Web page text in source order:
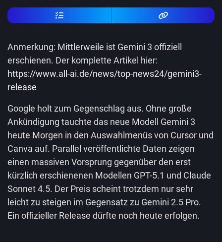
Anmerkung: Mittlerweile ist Gemini 3 offiziell
erschienen. Der komplette Artikel hier:
https://www.all-ai.de/news/top-news24/gemini3-
release
Google holt zum Gegenschlag aus. Ohne große
Ankündigung tauchte das neue Modell Gemini 3
heute Morgen in den Auswahlmenüs von Cursor und
Canva auf. Parallel veröffentlichte Daten zeigen
einen massiven Vorsprung gegenüber den erst
kürzlich erschienenen Modellen GPT-5.1 und Claude
Sonnet 4.5. Der Preis scheint trotzdem nur sehr
leicht zu steigen im Gegensatz zu Gemini 2.5 Pro.
Ein offizieller Release dürfte noch heute erfolgen.